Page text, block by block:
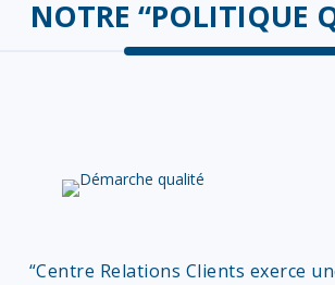
NOTRE “POLITIQUE
“Centre Relations Clients exerce